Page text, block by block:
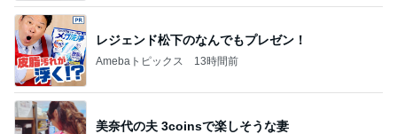
レジェンド松下のなんでもプレゼン！
Amebaトピックス 13時間前
美奈代の夫 3coinsで楽しそうな妻